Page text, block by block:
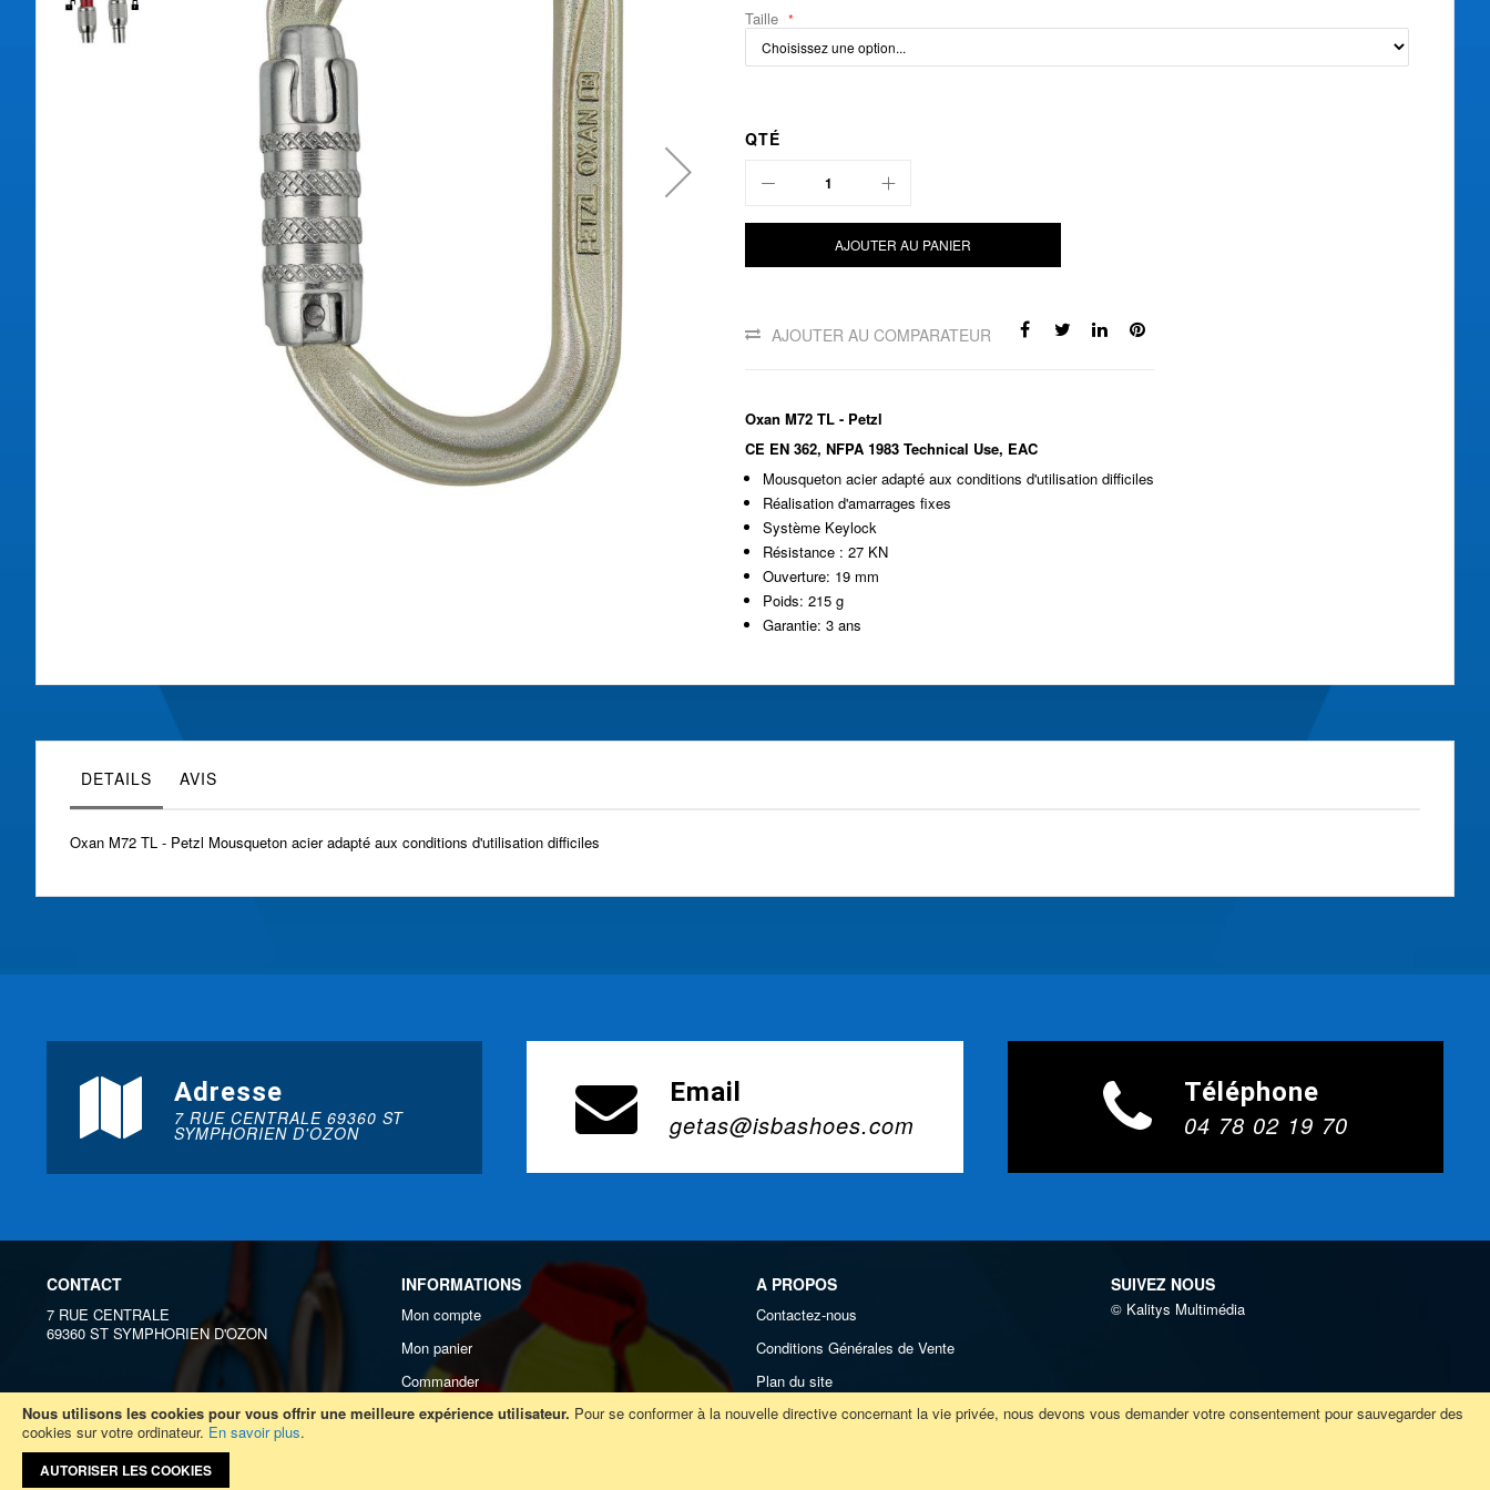
Nous utilisons les cookies pour vous offrir une meilleure expérience utilisateur. Pour se conformer à la nouvelle directive concernant la vie privée, nous devons vous demander votre consentement pour sauvegarder des
cookies sur votre ordinateur. En savoir plus.
AUTORISER LES COOKIES
Taille
QTÉ
AJOUTER AU PANIER
AJOUTER AU COMPARATEUR
Oxan M72 TL - Petzl
CE EN 362, NFPA 1983 Technical Use, EAC
Mousqueton acier adapté aux conditions d'utilisation difficiles
Réalisation d'amarrages fixes
Système Keylock
Résistance : 27 KN
Ouverture: 19 mm
Poids: 215 g
Garantie: 3 ans
DETAILS
Oxan M72 TL - Petzl Mousqueton acier adapté aux conditions d'utilisation difficiles
AVIS
Adresse
7 RUE CENTRALE 69360 ST
SYMPHORIEN D'OZON
Email
getas@isbashoes.com
Téléphone
04 78 02 19 70
CONTACT
7 RUE CENTRALE
69360 ST SYMPHORIEN D'OZON
INFORMATIONS
Mon compte
Mon panier
Commander
Connexion
A PROPOS
Contactez-nous
Conditions Générales de Vente
Plan du site
Infos légales
SUIVEZ NOUS
© Kalitys Multimédia